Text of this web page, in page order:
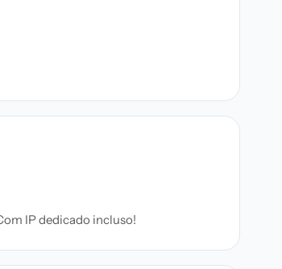
IP dedicado incluso!